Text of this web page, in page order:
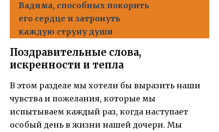
Вадима, способных покорить
его сердце и затронуть
каждую струну души
Поздравительные слова,
искренности и тепла
В этом разделе мы хотели бы выразить наши
чувства и пожелания, которые мы
испытываем каждый раз, когда наступает
особый день в жизни нашей дочери. Мы